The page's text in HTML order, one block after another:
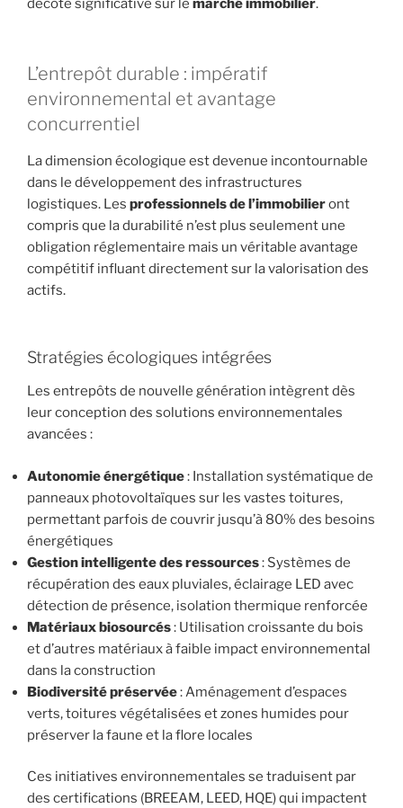
L’entrepôt durable : impératif
environnemental et avantage
concurrentiel
La dimension écologique est devenue incontournable
dans le développement des infrastructures
logistiques. Les professionnels de l’immobilieront
compris que la durabilité n’est plus seulement une
obligation réglementaire mais un véritable avantage
compétitif influant directement sur la valorisation des
actifs.
Stratégies écologiques intégrées
Les entrepôts de nouvelle génération intègrent dès
leur conception des solutions environnementales
avancées :
Autonomie énergétique: Installation systématique de
panneaux photovoltaïques sur les vastes toitures,
permettant parfois de couvrir jusqu’à 80% des besoins
énergétiques
Gestion intelligente des ressources: Systèmes de
récupération des eaux pluviales, éclairage LED avec
détection de présence, isolation thermique renforcée
Matériaux biosourcés: Utilisation croissante du bois
et d’autres matériaux à faible impact environnemental
dans la construction
Biodiversité préservée: Aménagement d’espaces
verts, toitures végétalisées et zones humides pour
préserver la faune et la flore locales
Ces initiatives environnementales se traduisent par
des certifications (BREEAM, LEED, HQE) qui impactent